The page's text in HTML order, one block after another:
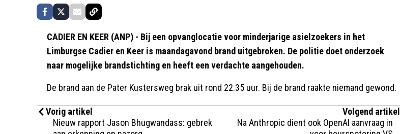
CADIER EN KEER (ANP) - Bij een opvanglocatie voor minderjarige asielzoekers in het
Limburgse Cadier en Keer is maandagavond brand uitgebroken. De politie doet onderzoek
naar mogelijke brandstichting en heeft een verdachte aangehouden.
De brand aan de Pater Kustersweg brak uit rond 22.35 uur. Bij de brand raakte niemand gewond.
Vorig artikel
Nieuw rapport Jason Bhugwandass: gebrek
Volgend artikel
Na Anthropic dient ook OpenAI aanvraag in